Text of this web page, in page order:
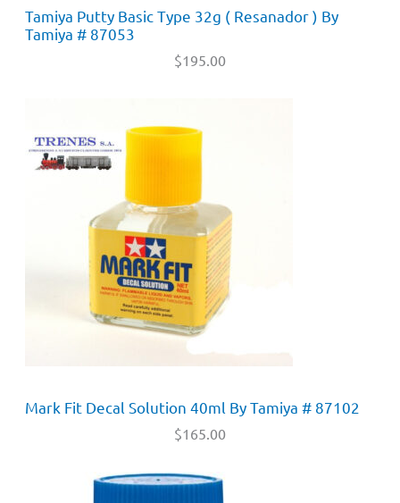
Tamiya Putty Basic Type 32g ( Resanador ) By
Tamiya # 87053
$195.00
Mark Fit Decal Solution 40ml By Tamiya # 87102
$165.00